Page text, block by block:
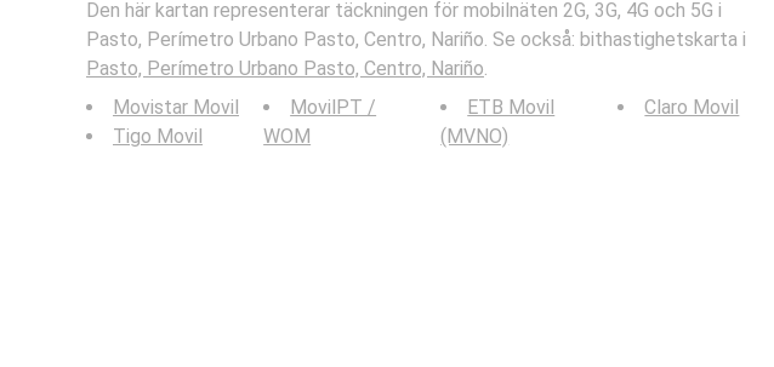
Den här kartan representerar täckningen för mobilnäten 2G, 3G, 4G och 5G i
Pasto, Perímetro Urbano Pasto, Centro, Nariño. Se också: bithastighetskarta i
Pasto, Perímetro Urbano Pasto, Centro, Nariño.
Movistar Movil
Tigo Movil
MovilPT /
WOM
ETB Movil
(MVNO)
Claro Movil